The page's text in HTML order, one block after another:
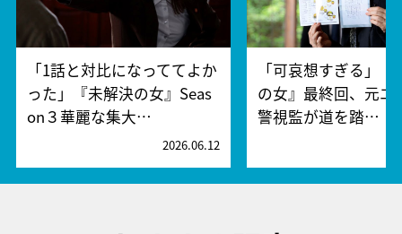
「1話と対比になっててよか
った」『未解決の女』Seas
on３華麗な集大…
2026.06.12
「可哀想すぎる」『
の女』最終回、元エ
警視監が道を踏…